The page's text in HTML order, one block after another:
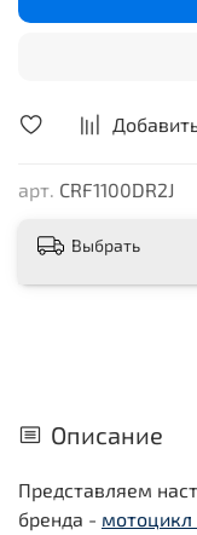
арт. CRF1100DR2J
решение для
Выбрать
Описание
Представляем
бренда - мотоцикл